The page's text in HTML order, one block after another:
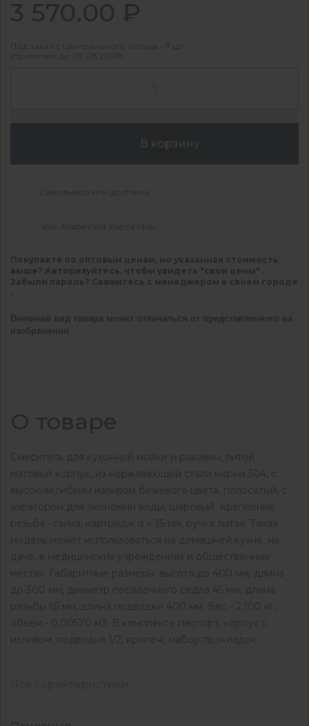
3 570.00 ₽
Под заказ с Центрального склада - 7 шт
(привезем до 09.08.2026)
В корзину
Самовывоз или доставка
Visa, Mastercard, Карта Мир
Покупаете по оптовым ценам, но указанная стоимость
выше? Авторизуйтесь, чтобы увидеть "свои цены" .
Забыли пароль? Свяжитесь с менеджером в своем городе
Внешний вид товара может отличаться от представленного на
изображении
О товаре
Смеситель для кухонной мойки и раковин, литой
матовый корпус, из нержавеющей стали марки 304, с
высоким гибким изливом бежевого цвета, полосатый, с
аэратором для экономии воды, шаровый. Крепление
резьба - гайка, картридж d = 35 мм, ручка литая. Такая
модель может использоваться на домашней кухне, на
даче, в медицинских учреждениях и общественных
местах. Габаритные размеры: высота до 400 мм, длина
до 300 мм, диаметр посадочного седла 45 мм, длина
резьбы 65 мм, длина подводки 400 мм. Вес - 2,100 кг,
объём - 0,00570 м3. В комплекте паспорт, корпус с
изливом, подводка 1/2, крепеж, набор прокладок.